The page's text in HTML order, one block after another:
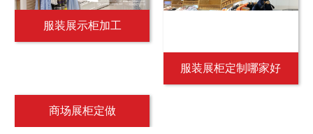
服装展示柜加工
服装展柜定制哪家好
商场展柜定做